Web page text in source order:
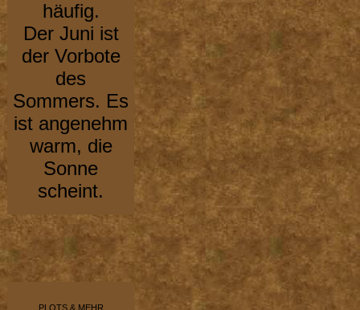
häufig.
Der Juni ist
der Vorbote
des
Sommers. Es
ist angenehm
warm, die
Sonne
scheint.
PLOTS & MEHR